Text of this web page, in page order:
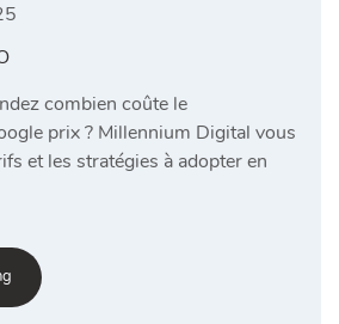
combien coûte le
prix ? Millennium Digital vous
et les stratégies à adopter en